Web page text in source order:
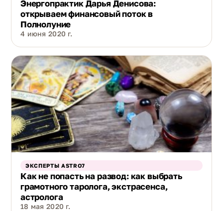
Энергопрактик Дарья Денисова:
открываем финансовый поток в
Полнолуние
4 июня 2020 г.
ЭКСПЕРТЫ ASTRO7
Как не попасть на развод: как выбрать
грамотного таролога, экстрасенса,
астролога
18 мая 2020 г.